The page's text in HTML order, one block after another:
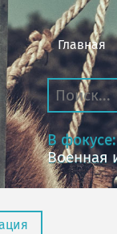
Главная
В фокусе:
Военная